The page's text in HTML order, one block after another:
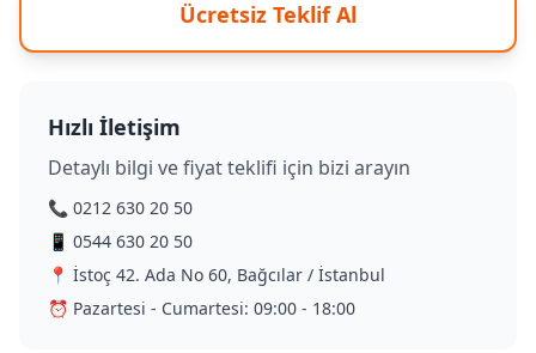
Ücretsiz Teklif Al
Hızlı İletişim
Detaylı bilgi ve fiyat teklifi için bizi arayın
📞 0212 630 20 50
📱 0544 630 20 50
📍 İstoç 42. Ada No 60, Bağcılar / İstanbul
⏰ Pazartesi - Cumartesi: 09:00 - 18:00